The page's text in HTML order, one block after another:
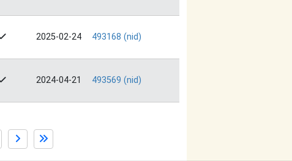
2025-02-24 493168 (nid)
2024-04-21 493569 (nid)